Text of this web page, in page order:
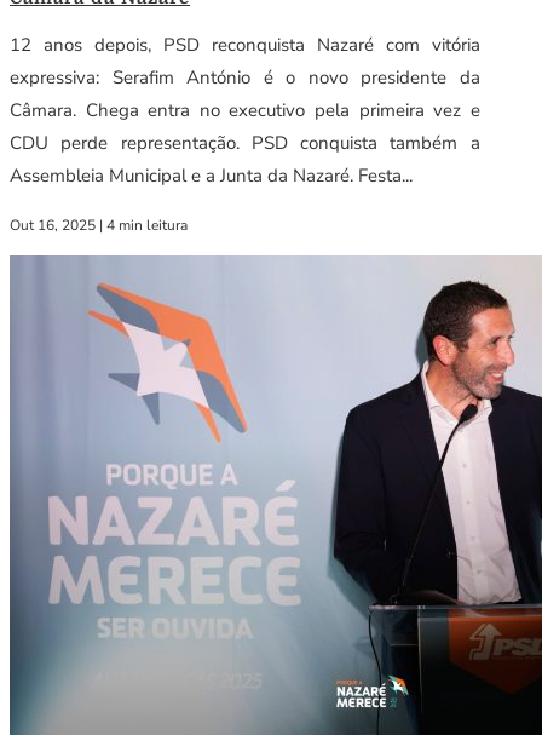
12 anos depois, PSD reconquista Nazaré com vitória
expressiva: Serafim António é o novo presidente da
Câmara. Chega entra no executivo pela primeira vez e
CDU perde representação. PSD conquista também a
Assembleia Municipal e a Junta da Nazaré. Festa...
Out 16, 2025 | 4 min leitura